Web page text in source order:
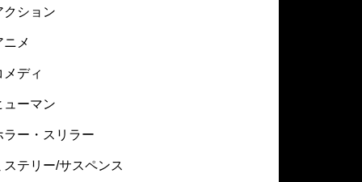
クション
ニメ
メディ
ューマン
ラー・スリラー
ステリー/サスペンス